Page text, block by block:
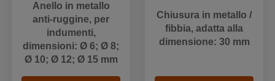
Anello in metallo
anti-ruggine, per
indumenti,
dimensioni: Ø 6; Ø 8;
Ø 10; Ø 12; Ø 15 mm
Chiusura in metallo /
fibbia, adatta alla
dimensione: 30 mm